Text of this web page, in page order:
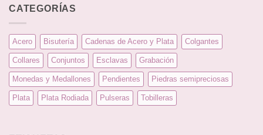
CATEGORÍAS
Acero Bisutería Cadenas de Acero y Plata Colgantes
Collares Conjuntos Esclavas Grabación
Monedas y Medallones Pendientes Piedras semipreciosas
Plata Plata Rodiada Pulseras Tobilleras